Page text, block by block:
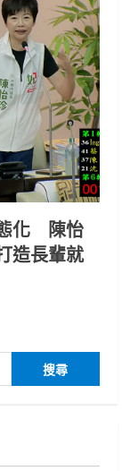
化 陳怡
造長輩就